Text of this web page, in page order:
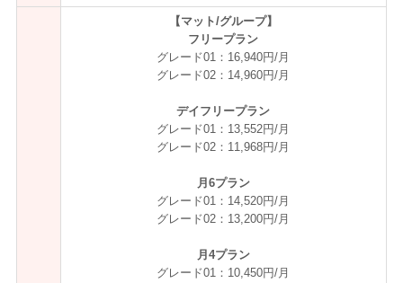
【マット/グループ】
フリープラン
グレード01：16,940円/月
グレード02：14,960円/月
デイフリープラン
グレード01：13,552円/月
グレード02：11,968円/月
月6プラン
グレード01：14,520円/月
グレード02：13,200円/月
月4プラン
グレード01：10,450円/月